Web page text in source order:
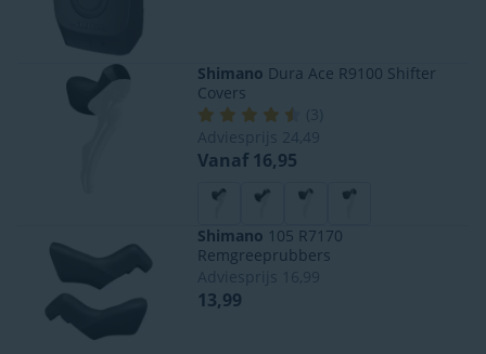
Shimano Dura Ace R9100 Shifter
Covers
( 3
Adviesprijs 24,49
Vanaf 16,95
Shimano 105 R7170
Remgreeprubbers
Adviesprijs
16,99
13,99